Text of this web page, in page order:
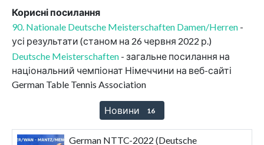
Корисні посилання
90. Nationale Deutsche Meisterschaften Damen/Herren -
усі результати (станом на 26 червня 2022 р.)
Deutsche Meisterschaften - загальне посилання на
національний чемпіонат Німеччини на веб-сайті
German Table Tennis Association
Новини 16
German NTTC-2022 (Deutsche